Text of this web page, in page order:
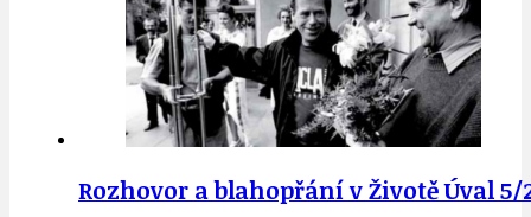
Rozhovor a blahopřání v Životě Úval